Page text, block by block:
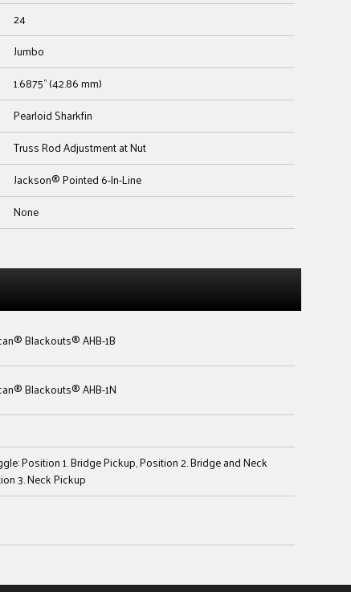
24
Jumbo
1.6875" (42.86 mm)
Pearloid Sharkfin
Truss Rod Adjustment at Nut
Jackson® Pointed 6-In-Line
None
Blackouts® AHB-1B
Blackouts® AHB-1N
Position 1. Bridge Pickup, Position 2. Bridge and Neck
3. Neck Pickup